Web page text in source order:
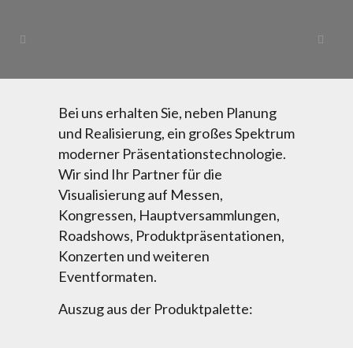
Bei uns erhalten Sie, neben Planung
und Realisierung, ein großes Spektrum
moderner Präsentationstechnologie.
Wir sind Ihr Partner für die
Visualisierung auf Messen,
Kongressen, Hauptversammlungen,
Roadshows, Produktpräsentationen,
Konzerten und weiteren
Eventformaten.
Auszug aus der Produktpalette: